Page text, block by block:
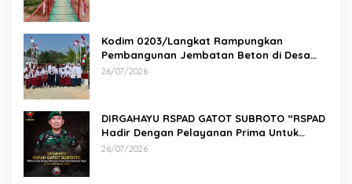
Kodim 0203/Langkat Rampungkan
Pembangunan Jembatan Beton di Desa
Paluh Manis
26/07/2026
DIRGAHAYU RSPAD GATOT SUBROTO “RSPAD
Hadir Dengan Pelayanan Prima Untuk
Indonesia Maju” 26 JULI 1950 – 26 JULI 2026
26/07/2026